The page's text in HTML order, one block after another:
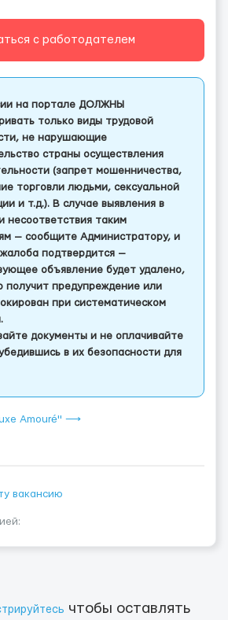
с работодателем
на портале ДОЛЖНЫ
только виды трудовой
не нарушающие
страны осуществления
(запрет мошенничества,
торговли людьми, сексуальной
и т.д.). В случае выявления в
несоответствия таким
— сообщите Администратору, и
подтвердится —
объявление будет удалено,
получит предупреждение или
при систематическом
документы и не оплачивайте
в их безопасности для
Amouré" ⟶
вакансию
чтобы оставлять